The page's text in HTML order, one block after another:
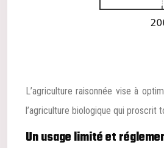
L’agriculture raisonnée vise à
l’agriculture biologique qui proscrit
Un usage limité et